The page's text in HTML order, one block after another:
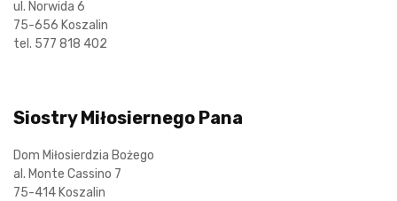
ul. Norwida 6
75-656 Koszalin
tel. 577 818 402
Siostry Miłosiernego Pana
Dom Miłosierdzia Bożego
al. Monte Cassino 7
75-414 Koszalin